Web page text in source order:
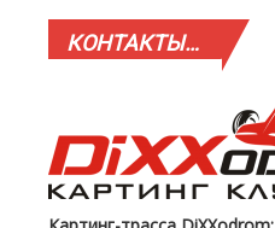
КОНТАКТЫ…